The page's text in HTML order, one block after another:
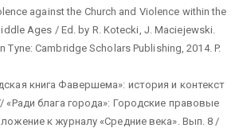
against the Church and Violence within the
Ages / Ed. by R. Kotecki, J. Maciejewski.
Tyne: Cambridge Scholars Publishing, 2014. P.
книга Фавершема»: история и контекст
«Ради блага города»: Городские правовые
к журналу «Средние века». Вып. 8 /